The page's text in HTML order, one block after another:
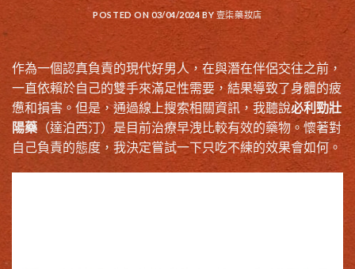
POSTED ON 03/04/2024BY 壹柒藥妝店
作為一個認真負責的現代好男人，在與潛在伴侶交往之前，
一直依賴於自己的雙手來滿足性需要，結果導致了身體的疲
憊和損害。但是，通過線上搜索相關資訊，我聽說必利勁壯
陽藥 （達泊西汀）是目前治療早洩比較有效的藥物。懷著對
自己負責的態度，我決定嘗試一下只吃不練的效果會如何。